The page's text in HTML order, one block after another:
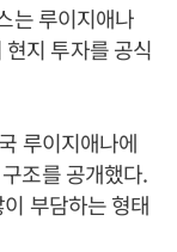
는 루이지애나
지 투자를 공식
루이지애나에
조를 공개했다.
부담하는 형태